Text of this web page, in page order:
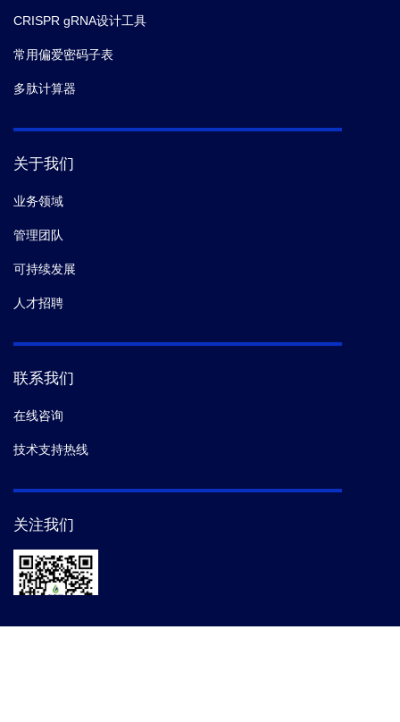
CRISPR gRNA设计工具
常用偏爱密码子表
多肽计算器
关于我们
业务领域
管理团队
可持续发展
人才招聘
联系我们
在线咨询
技术支持热线
关注我们